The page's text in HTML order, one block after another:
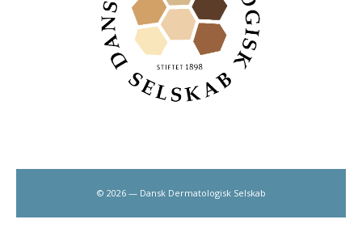
© 2026 — Dansk Dermatologisk Selskab